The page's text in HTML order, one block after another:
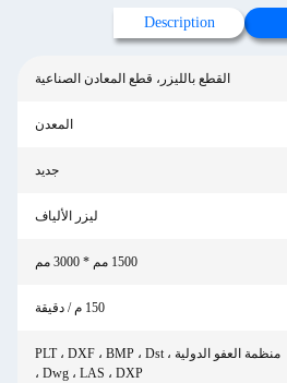
Description
القطع بالليزر، قطع المعادن الصناعية
المعدن
جديد
ليزر الألياف
1500 مم * 3000 مم
150 م / دقيقة
منظمة العفو الدولية ، PLT ، DXF ، BMP ، Dst
، Dwg ، LAS ، DXP